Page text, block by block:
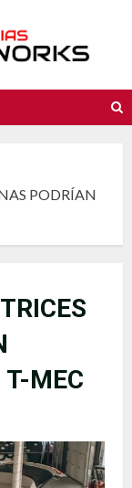
PODRÍAN
T-MEC